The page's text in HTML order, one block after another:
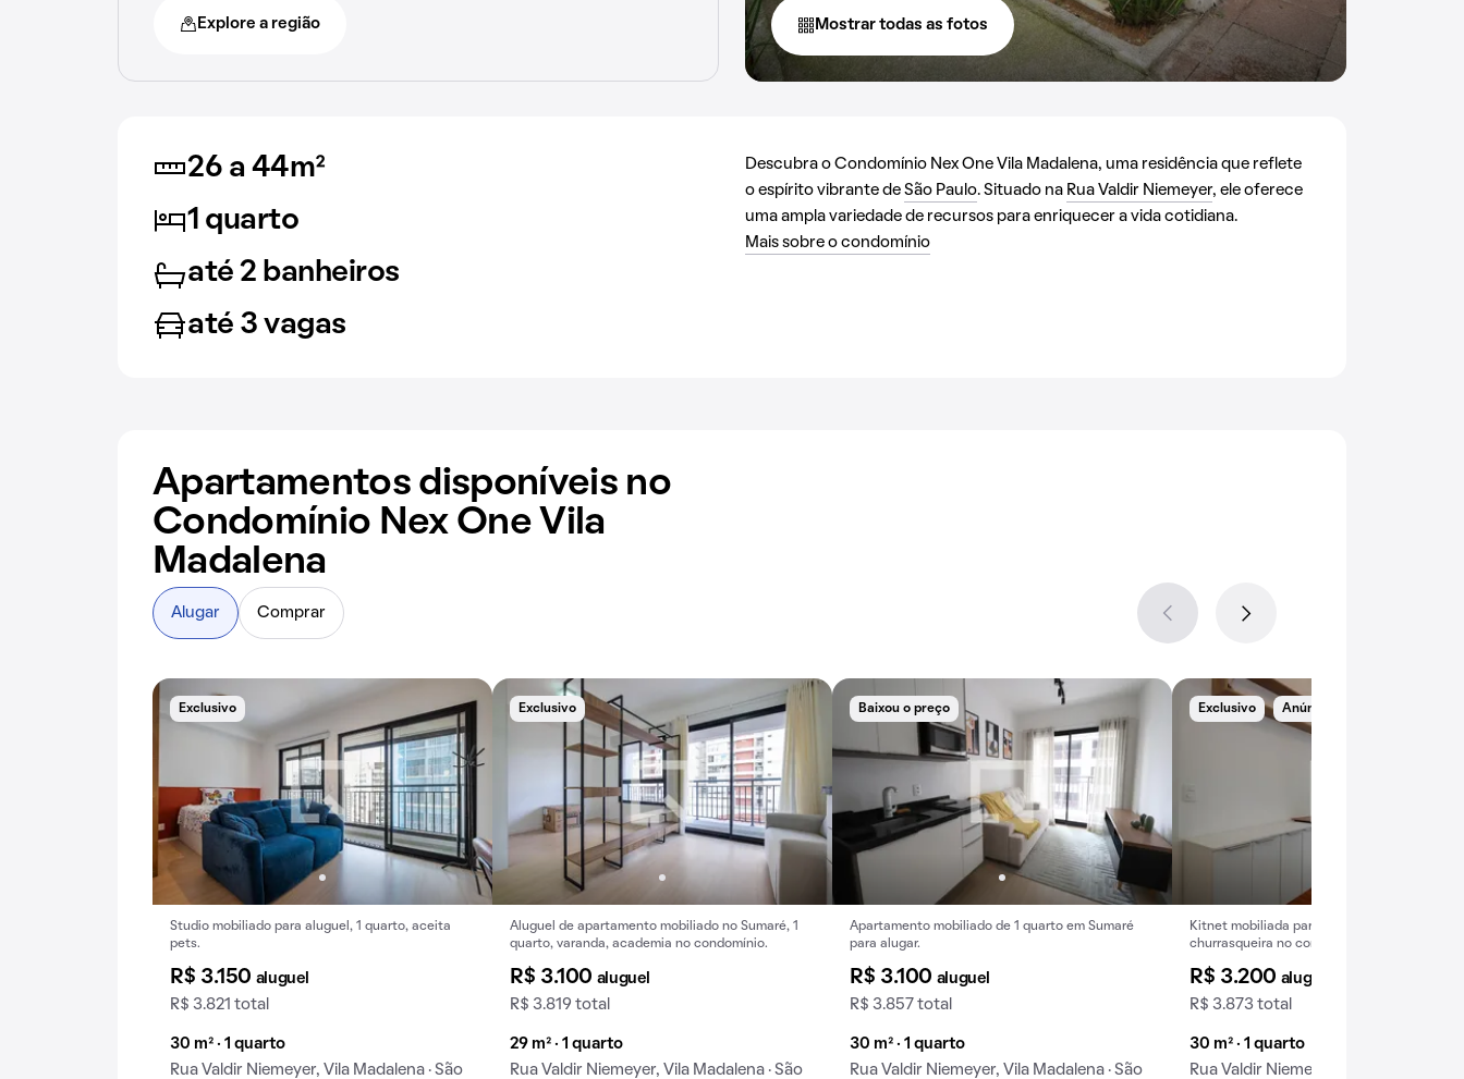
Explore a região Mostrar todas as fotos
26 a 44m²
1 quarto
até 2 banheiros
até 3 vagas
Descubra o Condomínio Nex One Vila Madalena, uma residência que reflete
o espírito vibrante de São Paulo. Situado na Rua Valdir Niemeyer, ele oferece
uma ampla variedade de recursos para enriquecer a vida cotidiana.
Mais sobre o condomínio
Apartamentos disponíveis no
Condomínio Nex One Vila
Madalena
Exclusivo
Studio mobiliado para aluguel, 1 quarto, aceita
pets.
R$ 3.150 aluguel
R$ 3.821 total
30 m² · 1 quarto
Rua Valdir Niemeyer, Vila Madalena · São
Exclusivo
Aluguel de apartamento mobiliado no Sumaré, 1
quarto, varanda, academia no condomínio.
R$ 3.100 aluguel
R$ 3.819 total
29 m² · 1 quarto
Rua Valdir Niemeyer, Vila Madalena · São
Baixou o preço
Apartamento mobiliado de 1 quarto em Sumaré
para alugar.
R$ 3.100 aluguel
R$ 3.857 total
30 m² · 1 quarto
Rua Valdir Niemeyer, Vila Madalena · São
Exclusivo Anúncio novo
Kitnet mobiliada para alugar em Sumaré, 1
churrasqueira no condomínio.
R$ 3.200 aluguel
R$ 3.873 total
30 m² · 1 quarto
Rua Valdir Niemeyer, Vila Madalena ·
Alugar Comprar